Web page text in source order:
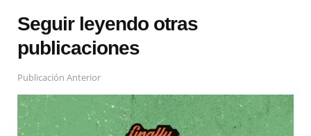
Seguir leyendo otras
publicaciones
Publicación Anterior